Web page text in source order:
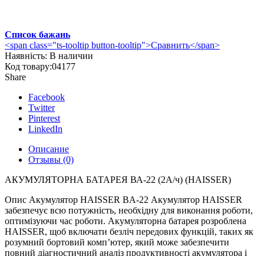
Список бажань
<span class="ts-tooltip button-tooltip">Сравнить</span>
Наявність: В наличии
Код товару:04177
Share
Facebook
Twitter
Pinterest
LinkedIn
Описание
Отзывы (0)
АКУМУЛЯТОРНА БАТАРЕЯ ВА-22 (2А/ч) (HAISSER)
Опис Акумулятор HAISSER BA-22 Акумулятор HAISSER
забезпечує всю потужність, необхідну для виконання роботи,
оптимізуючи час роботи. Акумуляторна батарея розроблена
HAISSER, щоб включати безліч передових функцій, таких як
розумний бортовий комп’ютер, який може забезпечити
повний діагностичний аналіз продуктивності акумулятора і